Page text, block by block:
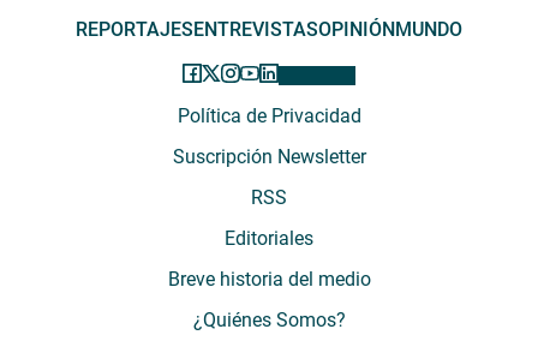
REPORTAJESENTREVISTASOPINIÓNMUNDO
Política de Privacidad
Suscripción Newsletter
RSS
Editoriales
Breve historia del medio
¿Quiénes Somos?